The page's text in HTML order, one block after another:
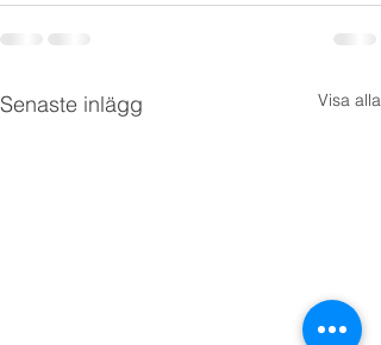
Senaste inlägg Visa alla